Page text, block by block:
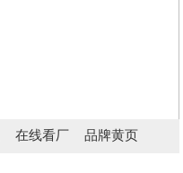
在线看厂 品牌黄页